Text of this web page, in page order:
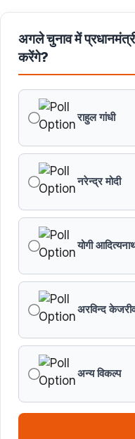
अगले चुनाव में
करेंगे?
राहुल गांधी
नरेन्द्र मोदी
योगी
अरविन्द
अन्य विकल्प